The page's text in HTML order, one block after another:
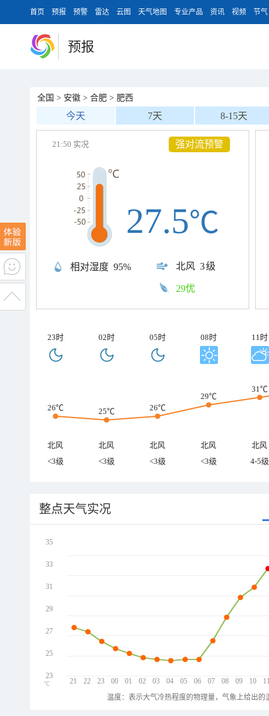
首页 预报 预警 雷达 云图 天气地图 专业产品 资讯 视频 节气
预报
全国 > 安徽 > 合肥 > 肥西
今天 7天 8-15天
强对流预警
21:50 实况
相对湿度 95% 北风 3级
27.5℃
29优
23时 02时 05时 08时 11时
26℃ 25℃ 26℃
29℃
31℃
北风 北风 北风 北风
北风
<3级
<3级 <3级 <3级 4-5级
整点天气实况
21 22 23 00 01 02 03 04 05 06 07 08 09 10
35
33
31
29
27
25
23
℃
温度：表示大气冷热程度的物理量，气象上给出